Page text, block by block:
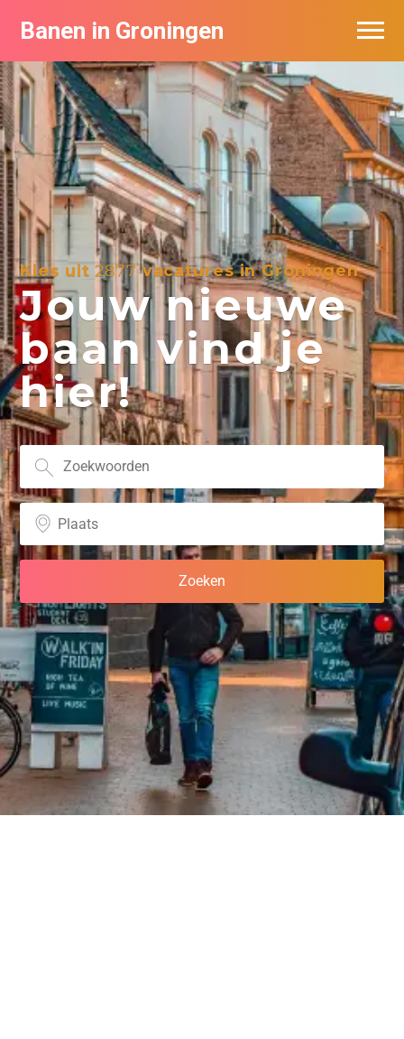
Banen in Groningen
Kies uit2877vacatures in Groningen
Jouw nieuwe
baan vind je
hier!
Vacatures per bedrijf
De populairste vacatures in Groningen
Nieuwsbrief feed